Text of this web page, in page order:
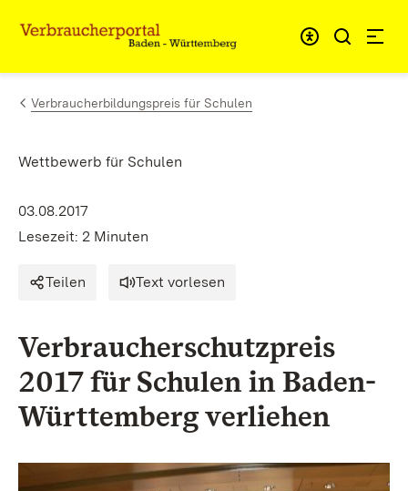
Zum Inhalt springen
Link zur Startseite
Verbraucherbildungspreis für Schulen
Wettbewerb für Schulen
03.08.2017
Lesezeit: 2 Minuten
Teilen Text vorlesen
Verbraucherschutzpreis
2017 für Schulen in Baden-
Württemberg verliehen